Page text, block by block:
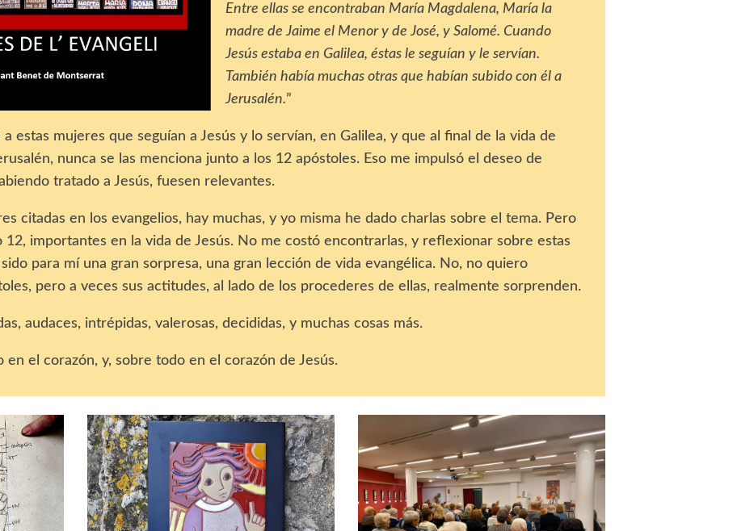
Entre ellas se encontraban María Magdalena, María la
madre de Jaime el Menor y de José, y Salomé. Cuando
Jesús estaba en Galilea, éstas le seguían y le servían.
También había muchas otras que habían subido con él a
Jerusalén.”
estas mujeres que seguían a Jesús y lo servían, en Galilea, y que al final de la vida de
nunca se las menciona junto a los 12 apóstoles. Eso me impulsó el deseo de
tratado a Jesús, fuesen relevantes.
citadas en los evangelios, hay muchas, y yo misma he dado charlas sobre el tema. Pero
12, importantes en la vida de Jesús. No me costó encontrarlas, y reflexionar sobre estas
para mí una gran sorpresa, una gran lección de vida evangélica. No, no quiero
pero a veces sus actitudes, al lado de los procederes de ellas, realmente sorprenden.
audaces, intrépidas, valerosas, decididas, y muchas cosas más.
en el corazón, y, sobre todo en el corazón de Jesús.